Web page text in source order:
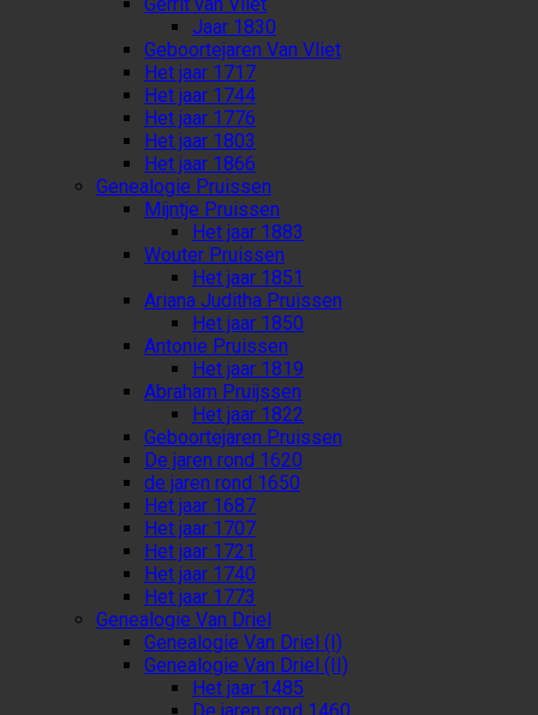
Jaar 1830
Geboortejaren Van Vliet
Het jaar 1717
Het jaar 1744
Het jaar 1776
Het jaar 1803
Het jaar 1866
Genealogie Pruissen
Mijntje Pruissen
Het jaar 1883
Wouter Pruissen
Het jaar 1851
Ariana Juditha Pruissen
Het jaar 1850
Antonie Pruissen
Het jaar 1819
Abraham Pruijssen
Het jaar 1822
Geboortejaren Pruissen
De jaren rond 1620
de jaren rond 1650
Het jaar 1687
Het jaar 1707
Het jaar 1721
Het jaar 1740
Het jaar 1773
Genealogie Van Driel
Genealogie Van Driel (I)
Genealogie Van Driel (II)
Het jaar 1485